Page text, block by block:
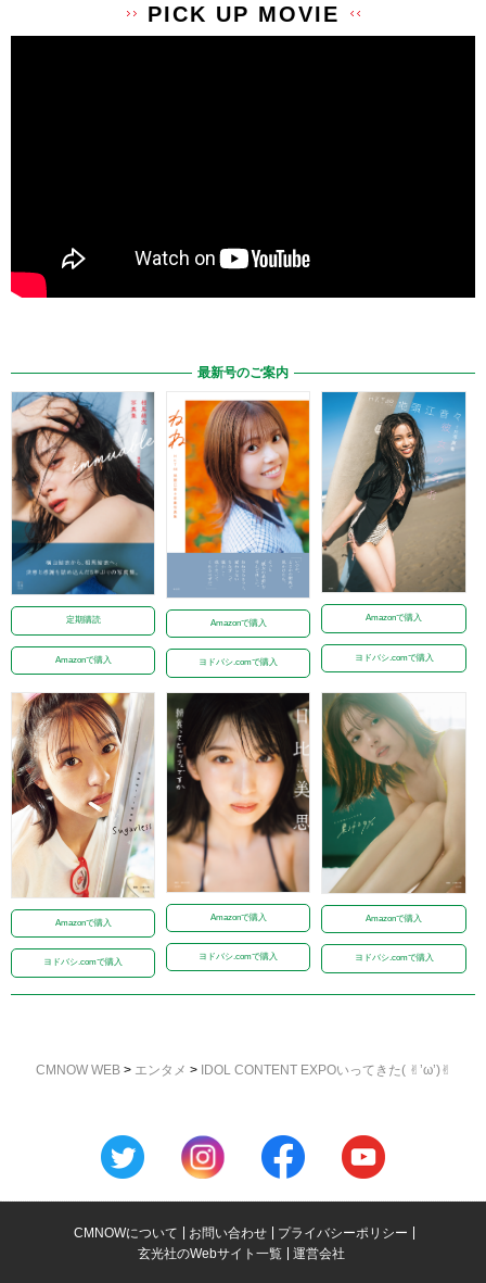
PICK UP MOVIE
最新号のご案内
定期購読
Amazonで購入
Amazonで購入
ヨドバシ.comで購入
Amazonで購入
ヨドバシ.comで購入
Amazonで購入
ヨドバシ.comで購入
Amazonで購入
ヨドバシ.comで購入
Amazonで購入
ヨドバシ.comで購入
CMNOW WEB> エンタメ > IDOL CONTENT EXPOいってきた( ✌︎’ω’)✌︎
CMNOWについて お問い合わせ
プライバシーポリシー
玄光社のWebサイト一覧
運営会社